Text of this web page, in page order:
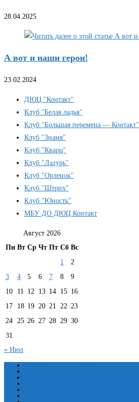
28.04.2025
А вот и наши герои!
23.02.2024
ДЮЦ "Контакт"
Клуб "Белая ладья"
Клуб "Большая перемена — Контакт"
Клуб "Знамя"
Клуб "Кварц"
Клуб "Лазурь"
Клуб "Орленок"
Клуб "Штрих"
Клуб "Юность"
МБУ ДО ДЮЦ Контакт
Август 2026
Пн Вт Ср Чт Пт Сб Вс
1
2
3
4 5 6 7 8
9
10
11 12 13 14 15 16
17
18 19 20 21 22 23
24 25 26 27 28 29 30
31
« Июл